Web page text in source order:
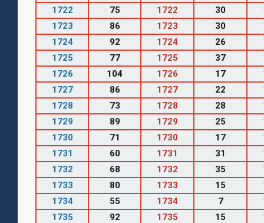
1722
75 1722 30
1723
86 1723 30
1724
92 1724 26
1725
77 1725 37
1726
104 1726 17
1727
86 1727 22
1728
73 1728 28
1729
89 1729 25
1730
71 1730 17
1731
60 1731 31
1732
68 1732 35
1733
80 1733 15
1734
55 1734 7
1735
92 1735 15